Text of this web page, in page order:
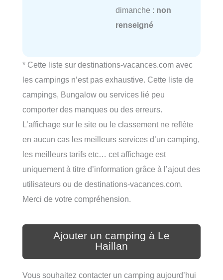
dimanche : non
renseigné
* Cette liste sur destinations-vacances.com avec
les campings n’est pas exhaustive. Cette liste de
campings, Bungalow ou services lié peu
comporter des manques ou des erreurs.
L’affichage sur le site ou le classement ne reflète
en aucun cas les meilleurs services d’un camping,
les meilleurs tarifs etc… cet affichage est
uniquement à titre d’information grâce à l’ajout des
utilisateurs ou de destinations-vacances.com.
Merci de votre compréhension.
Ajouter un camping à Le
Haillan
Vous souhaitez contacter un camping aujourd’hui